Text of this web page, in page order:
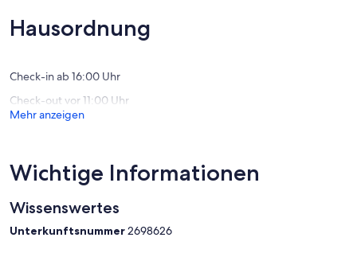
und
Natur
Wunderbar,
(61
Hausordnung
Check-in ab 16:00 Uhr
Check-out vor 11:00 Uhr
Mehr anzeigen
Wichtige Informationen
Wissenswertes
Unterkunftsnummer2698626